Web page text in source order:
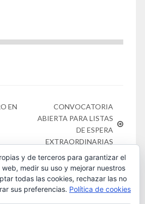
EN
CONVOCATORIA
ABIERTA PARA LISTAS
DE ESPERA
EXTRAORDINARIAS
y de terceros para garantizar el
medir su uso y mejorar nuestros
todas las cookies, rechazar las no
sus preferencias. Política de cookies